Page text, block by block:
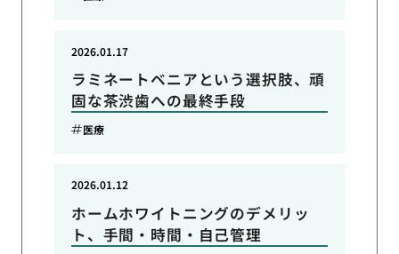
ラミネートベニアという選択肢、頑
固な茶渋歯への最終手段
2026.01.17
医療
ホームホワイトニングのデメリッ
ト、手間・時間・自己管理
2026.01.12